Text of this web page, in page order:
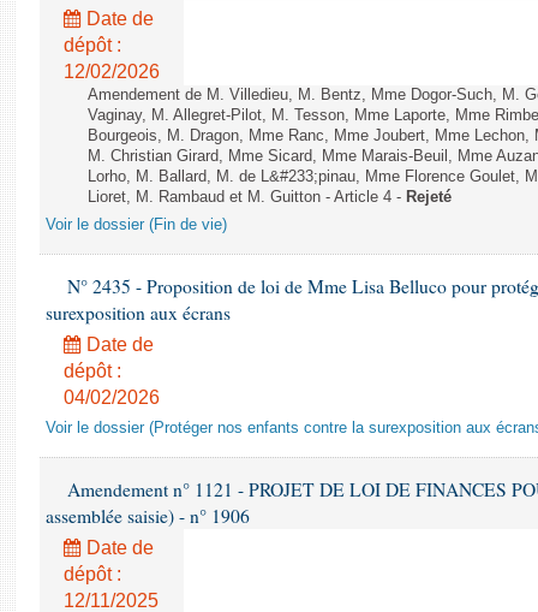
Date de
dépôt :
12/02/2026
Amendement de M. Villedieu, M. Bentz, Mme Dogor-Such, M.
Vaginay, M. Allegret-Pilot, M. Tesson, Mme Laporte, Mme
Bourgeois, M. Dragon, Mme Ranc, Mme Joubert, Mme
M. Christian Girard, Mme Sicard, Mme Marais-Beuil, Mme
Lorho, M. Ballard, M. de L&#233;pinau, Mme Florence Goulet,
Lioret, M. Rambaud et M. Guitton - Article 4 - Rejeté
Voir le dossier (Fin de vie)
N° 2435 - Proposition de loi de Mme Lisa Belluco pour
surexposition aux écrans
Date de
dépôt :
04/02/2026
Voir le dossier (Protéger nos enfants contre la surexposition aux
Amendement n° 1121 - PROJET DE LOI DE FINANCES
assemblée saisie) - n° 1906
Date de
dépôt :
12/11/2025